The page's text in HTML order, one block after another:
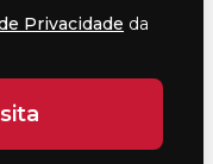
Privacidade da